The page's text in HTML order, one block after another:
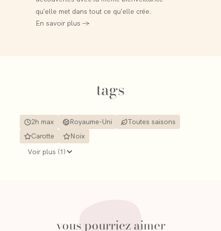
qu'elle met dans tout ce qu'elle crée.
En savoir plus →
tags
2h max Royaume-Uni
Toutes saisons
Carotte
Noix
Voir plus (1)
vous pourriez aimer